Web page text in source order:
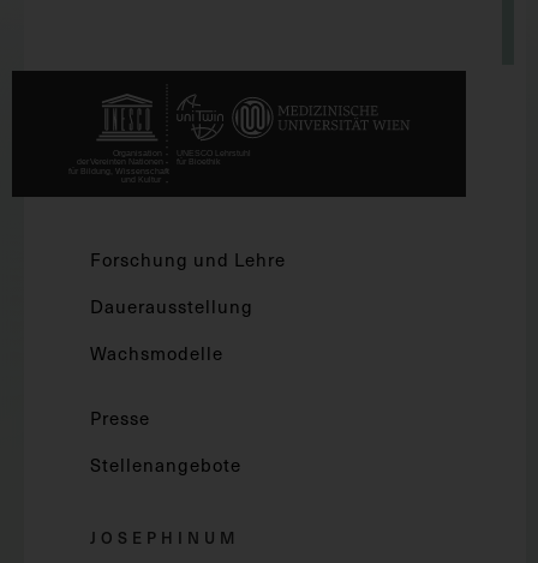
Forschung und Lehre
Dauerausstellung
Wachsmodelle
Presse
Stellenangebote
JOSEPHINUM